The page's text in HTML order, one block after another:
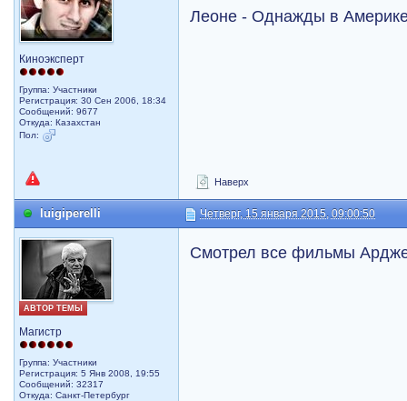
Киноэксперт
Группа: Участники
Регистрация: 30 Сен 2006, 18:34
Сообщений: 9677
Откуда: Казахстан
Пол:
Леоне - Однажды в
Наверх
luigiperelli Четверг, 15 января 2015, 09:00:50
АВТОР ТЕМЫ
Магистр
Группа: Участники
Регистрация: 5 Янв 2008, 19:55
Сообщений: 32317
Откуда: Санкт-Петербург
Смотрел все фильмы